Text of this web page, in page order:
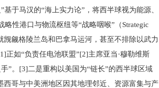
于马汉的“海上实力论”，将西半球视为能源、
性港口与物流枢纽等“战略咽喉”（Strategic
觎格陵兰岛和巴拿马运河，甚至不排除以武力
如“负责任电池联盟”[2]主席亚当·穆勒维斯
”。[3]二是重构以美国为“链长”的西半球区域
哥与中美洲地区因其地理邻近、资源富集与产